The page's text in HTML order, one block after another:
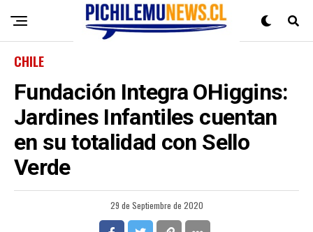
CHILE
Fundación Integra OHiggins:
Jardines Infantiles cuentan
en su totalidad con Sello
Verde
29 de Septiembre de 2020